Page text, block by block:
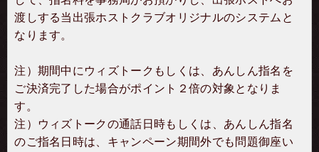
渡しする当出張ホストクラブオリジナルのシステムと
なります。
注）期間中にウィズトークもしくは、あんしん指名を
ご決済完了した場合がポイント２倍の対象となりま
す。
注）ウィズトークの通話日時もしくは、あんしん指名
のご指名日時は、キャンペーン期間外でも問題御座い